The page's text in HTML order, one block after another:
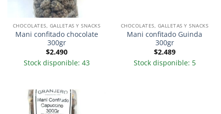
CHOCOLATES, GALLETAS Y SNACKS
Mani confitado chocolate
300gr
$2.490
Stock disponible: 43
CHOCOLATES, GALLETAS Y SNACKS
Mani confitado Guinda
300gr
$2.489
Stock disponible: 5